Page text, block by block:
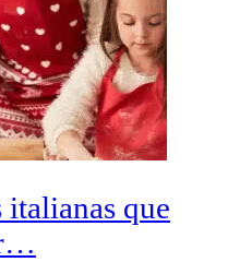
italianas que